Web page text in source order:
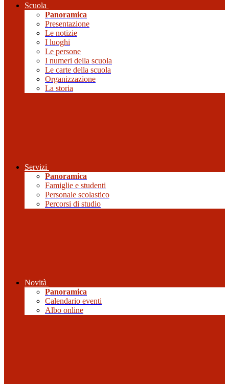
Scuola
Panoramica
Presentazione
Le notizie
I luoghi
Le persone
I numeri della scuola
Le carte della scuola
Organizzazione
La storia
Servizi
Panoramica
Famiglie e studenti
Personale scolastico
Percorsi di studio
Novità
Panoramica
Calendario eventi
Albo online